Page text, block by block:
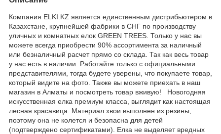
Компания ELKI.KZ является единственным дистрибьютером в
Казахстане, крупнейшей фабрики в СНГ по производству
уличных и комнатных елок GREEN TREES. Только у нас вы
можете всегда приобрести 90% ассортимента за наличный
или безналичный расчет прямо со склада. Так как весь товар
у нас есть в наличии. Работайте только с официальными
представителями, тогда будете уверены, что покупаете товар,
который видите на фото. Также вы можете приехать в наш
магазин в Алматы и посмотреть товар вживую! Новогодняя
искусственная елка премиум класса, выглядит как настоящая
лесная красавица. Материал хвои выполнен из резины,
поэтому она не колется и безопасна для детей
(подтверждено сертификатами). Елка не выделяет вредных